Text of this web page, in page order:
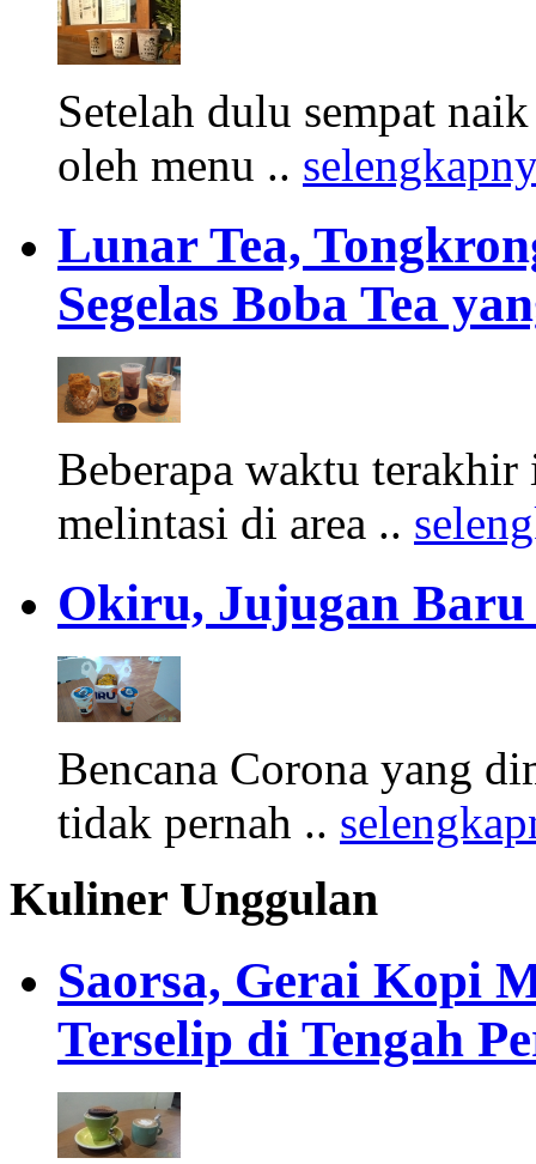
Setelah dulu sempat
oleh menu ..
Lunar Tea,
Segelas Boba Tea
Beberapa waktu terakhir
melintasi di area ..
Okiru, Jujugan Baru
Bencana Corona yang
tidak pernah ..
Kuliner Unggulan
Saorsa, Gerai Kopi
Terselip di Tengah